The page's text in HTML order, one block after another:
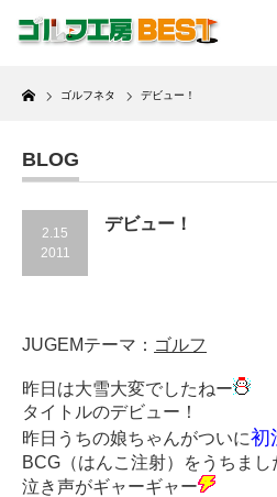
Home
ゴルフネタ デビュー！
BLOG
2.15
2011
デビュー！
JUGEMテーマ： ゴルフ
昨日は大雪大変でしたねー
タイトルのデビュー！
昨日うちの娘ちゃんがついに初
BCG（はんこ注射）をうちまし
泣き声がギャーギャー